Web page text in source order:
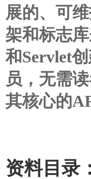
展的、可
架和标志
和Servlet
员，无需
其核心的
资料目录：